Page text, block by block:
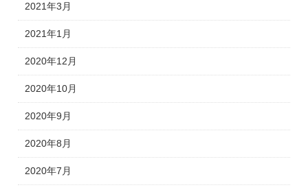
2021年3月
2021年1月
2020年12月
2020年10月
2020年9月
2020年8月
2020年7月